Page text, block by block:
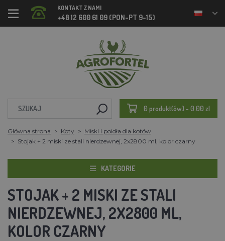
KONTAKT Z NAMI
+48 12 600 61 09 (PON-PT 9-15)
0 produkt(ów) - 0.00 zl
Główna strona Koty
Miski i poidła dla kotów
Stojak + 2 miski ze stali nierdzewnej, 2x2800 ml, kolor czarny
KATEGORIE
STOJAK + 2 MISKI ZE STALI
NIERDZEWNEJ, 2X2800 ML,
KOLOR CZARNY